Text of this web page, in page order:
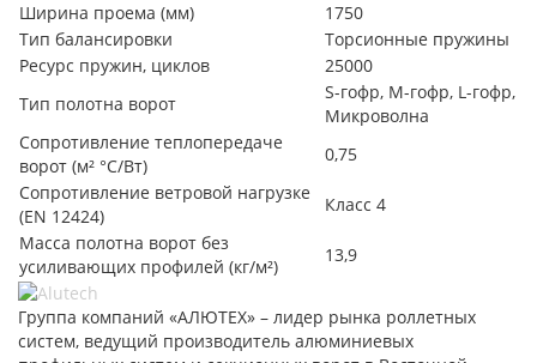
Ширина проема (мм)
1750
Тип балансировки
Торсионные пружины
Ресурс пружин, циклов
25000
Тип полотна ворот
S-гофр, М-гофр, L-гофр,
Микроволна
Сопротивление теплопередаче
ворот (м² °С/Вт)
0,75
Сопротивление ветровой нагрузке
(EN 12424)
Класс 4
Масса полотна ворот без
усиливающих профилей (кг/м²)
13,9
Группа компаний «АЛЮТЕХ» – лидер рынка роллетных
систем, ведущий производитель алюминиевых